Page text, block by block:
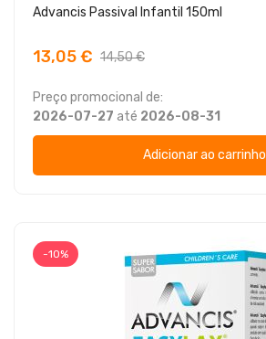
Advancis Passival Infantil 150ml
13,05 € 14,50 €
Preço promocional de:
2026-07-27 até 2026-08-31
Adicionar ao carrinho
-10%